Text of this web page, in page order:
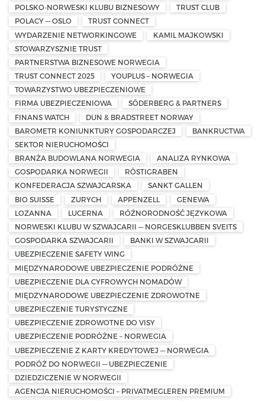
POLSKO-NORWESKI KLUBU BIZNESOWY
TRUST CLUB
POLACY — OSLO
TRUST CONNECT
WYDARZENIE NETWORKINGOWE
KAMIL MAJKOWSKI
STOWARZYSZNIE TRUST
PARTNERSTWA BIZNESOWE NORWEGIA
TRUST CONNECT 2025
YOUPLUS – NORWEGIA
TOWARZYSTWO UBEZPIECZENIOWE
FIRMA UBEZPIECZENIOWA
SÖDERBERG & PARTNERS
FINANS WATCH
DUN & BRADSTREET NORWAY
BAROMETR KONIUNKTURY GOSPODARCZEJ
BANKRUCTWA
SEKTOR NIERUCHOMOŚCI
BRANŻA BUDOWLANA NORWEGIA
ANALIZA RYNKOWA
GOSPODARKA NORWEGII
RÖSTIGRABEN
KONFEDERACJA SZWAJCARSKA
SANKT GALLEN
BIO SUISSE
ZURYCH APPENZELL
GENEWA
LOZANNA
LUCERNA
RÓŻNORODNOŚĆ JĘZYKOWA
NORWESKI KLUBU W SZWAJCARII — NORGESKLUBBEN SVEITS
GOSPODARKA SZWAJCARII
BANKI W SZWAJCARII
UBEZPIECZENIE SAFETY WING
MIĘDZYNARODOWE UBEZPIECZENIE PODRÓŻNE
UBEZPIECZENIE DLA CYFROWYCH NOMADÓW
MIĘDZYNARODOWE UBEZPIECZENIE ZDROWOTNE
UBEZPIECZENIE TURYSTYCZNE
UBEZPIECZENIE ZDROWOTNE DO VISY
UBEZPIECZENIE PODRÓŻNE – NORWEGIA
UBEZPIECZENIE Z KARTY KREDYTOWEJ — NORWEGIA
PODRÓŻ DO NORWEGII — UBEZPIECZENIE
DZIEDZICZENIE W NORWEGII
AGENCJA NIERUCHOMOŚCI – PRIVATMEGLEREN PREMIUM